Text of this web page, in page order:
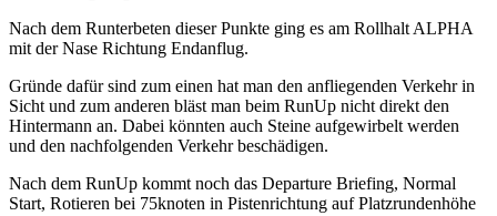
Nach dem Runterbeten dieser Punkte ging es am Rollhalt ALPHA
mit der Nase Richtung Endanflug.
Gründe dafür sind zum einen hat man den anfliegenden Verkehr in
Sicht und zum anderen bläst man beim RunUp nicht direkt den
Hintermann an. Dabei könnten auch Steine aufgewirbelt werden
und den nachfolgenden Verkehr beschädigen.
Nach dem RunUp kommt noch das Departure Briefing, Normal
Start, Rotieren bei 75knoten in Pistenrichtung auf Platzrundenhöhe